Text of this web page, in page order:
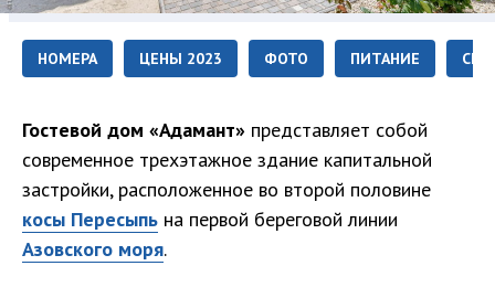
НОМЕРА ЦЕНЫ 2023 ФОТО ПИТАНИЕ
Гостевой дом «Адамант» представляет собой
современное трехэтажное здание капитальной
застройки, расположенное во второй половине
косы Пересыпь на первой береговой линии
Азовского моря.